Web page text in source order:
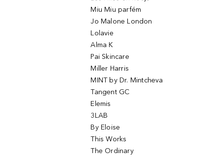
Miu Miu parfém
Jo Malone London
Lolavie
Alma K
Pai Skincare
Miller Harris
MINT by Dr. Mintcheva
Tangent GC
Elemis
3LAB
By Eloise
This Works
The Ordinary